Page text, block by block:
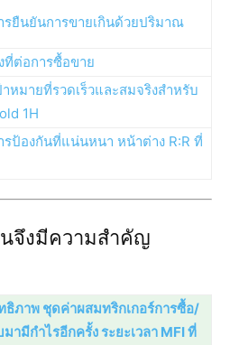
รยืนยันการขายเกินด้วยปริมาณ
ที่ต่อการซื้อขาย
าหมายที่รวดเร็วและสมจริงสำหรับ
1H
รป้องกันที่แน่นหนา หน้าต่าง R:R ที่
จึงมีความสำคัญ
ธิภาพ ชุดค่าผสมทริกเกอร์การซื้อ/
ามีกำไรอีกครั้ง ระยะเวลา MFI ที่